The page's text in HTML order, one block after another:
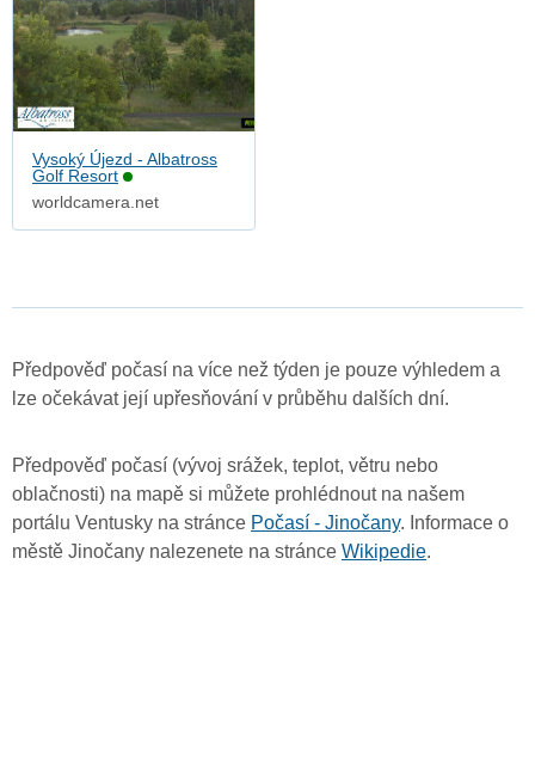
Vysoký Újezd - Albatross
Golf Resort
worldcamera.net
Předpověď počasí na více než týden je pouze výhledem a
lze očekávat její upřesňování v průběhu dalších dní.
Předpověď počasí (vývoj srážek, teplot, větru nebo
oblačnosti) na mapě si můžete prohlédnout na našem
portálu Ventusky na stránce Počasí - Jinočany. Informace o
městě Jinočany nalezenete na stránce Wikipedie.